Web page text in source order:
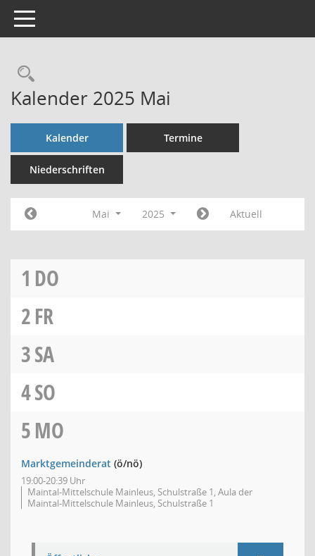
Toggle navigation
Rechercheauswahl
Kalender 2025 Mai
Kalender Termine
Niederschriften
Mai 2025 Aktuell
1 DO
2FR
3SA
4SO
5MO
Marktgemeinderat (ö/nö)
19:00-20:39 Uhr
Maintal-Mittelschule Mainleus, Schulstraße 1, Aula der
Maintal-Mittelschule Mainleus, Schulstraße 1